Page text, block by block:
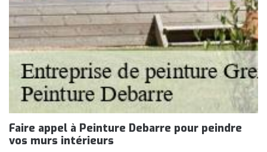
Faire appel à Peinture Debarre pour peindre
vos murs intérieurs